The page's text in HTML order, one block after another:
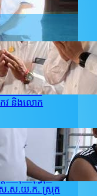
ញគោរព
ស្រី ច័ន្ទប៉ូរ៉ាត់
កាសហភាព
ែវ និងលោក
ង្គរបូរី
ានចុះសួរសុខ
ម សុខ ពុទ្ធិវុធ
.ស.យ.ក. ស្រុក